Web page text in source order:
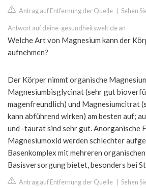
Antrag auf Entfernung der Quelle Sehen
Antwort auf deine-gesundheitswelt.de an
Welche Art von Magnesium kann der
aufnehmen?
Der Körper nimmt organische
Magnesiumbisglycinat (sehr gut
magenfreundlich) und Magnesiumcitrat
kann abführend wirken) am besten auf;
und -taurat sind sehr gut. Anorganische
Magnesiumoxid werden schlechter
Basenkomplex mit mehreren
Basisversorgung bietet, besonders bei
Antrag auf Entfernung der Quelle Sehen